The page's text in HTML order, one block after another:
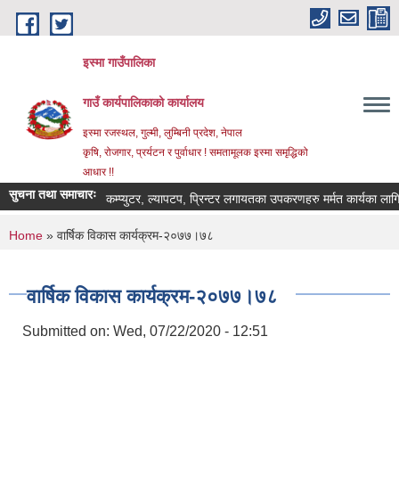
Skip to main content
इस्मा गाउँपालिका
गाउँ कार्यपालिकाको कार्यालय
इस्मा रजस्थल, गुल्मी, लुम्बिनी प्रदेश, नेपाल
कृषि, रोजगार, प्रर्यटन र पुर्वाधार ! समतामूलक इस्मा समृद्धिको
आधार !!
सुचना तथा समाचारःकम्प्युटर, ल्यापटप, प्रिन्टर लगायतका उपकरणहरु मर्मत कार्यका लागि
You are here
Home » वार्षिक विकास कार्यक्रम-२०७७।७८
वार्षिक विकास कार्यक्रम-२०७७।७८
Submitted on: Wed, 07/22/2020 - 12:51